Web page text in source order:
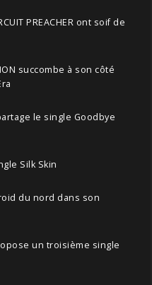
PREACHER ont soif de
succombe à son côté
le single Goodbye
Silk Skin
du nord dans son
un troisième single